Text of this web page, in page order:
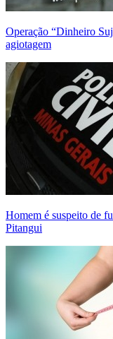
Operação “Dinheiro
agiotagem
Homem é suspeito de
Pitangui